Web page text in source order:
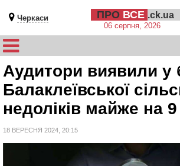
Черкаси ПРО ВСЕ .ck.ua
06 серпня, 2026
Аудитори виявили у
Балаклеївської
недоліків майже на
18 ВЕРЕСНЯ 2024, 20:15